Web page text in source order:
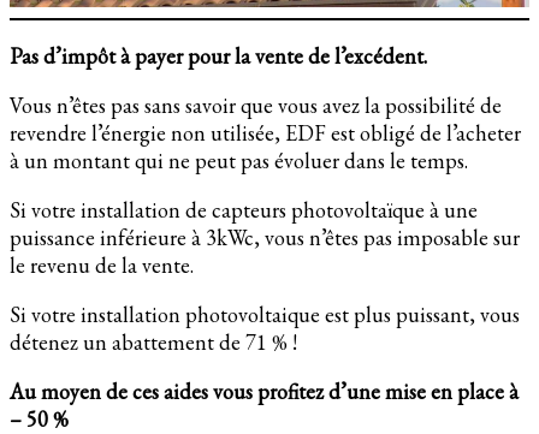
Pas d’impôt à payer pour la vente de l’excédent.
Vous n’êtes pas sans savoir que vous avez la possibilité de
revendre l’énergie non utilisée, EDF est obligé de l’acheter
à un montant qui ne peut pas évoluer dans le temps.
Si votre installation de capteurs photovoltaïque à une
puissance inférieure à 3kWc, vous n’êtes pas imposable sur
le revenu de la vente.
Si votre installation photovoltaique est plus puissant, vous
détenez un abattement de 71 % !
Au moyen de ces aides vous profitez d’une mise en place à
– 50 %